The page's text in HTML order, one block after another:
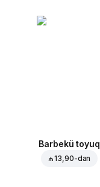
Barbekü toyuq
₼ 13,90-dan